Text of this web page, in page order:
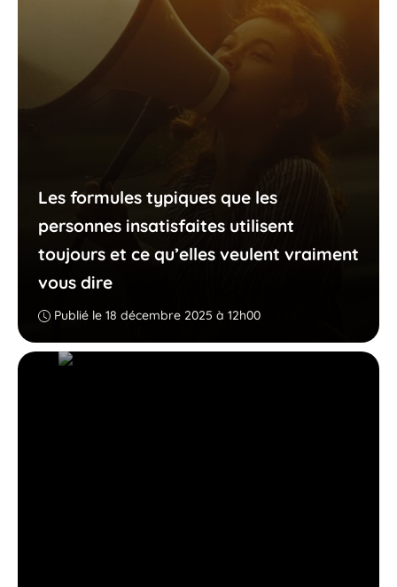
Les formules typiques que les
personnes insatisfaites utilisent
toujours et ce qu’elles veulent vraiment
vous dire
Publié le 18 décembre 2025 à 12h00